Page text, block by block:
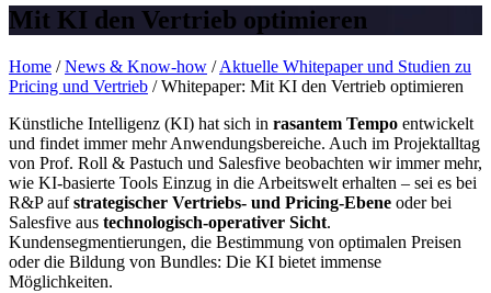
Mit KI den Vertrieb optimieren
Home /News & Know-how /Aktuelle Whitepaper und Studien zu
Pricing und Vertrieb /Whitepaper: Mit KI den Vertrieb optimieren
Künstliche Intelligenz (KI) hat sich in rasantem Tempo entwickelt
und findet immer mehr Anwendungsbereiche. Auch im Projektalltag
von Prof. Roll & Pastuch und Salesfive beobachten wir immer mehr,
wie KI-basierte Tools Einzug in die Arbeitswelt erhalten – sei es bei
R&P aufstrategischer Vertriebs- und Pricing-Ebene oder bei
Salesfive aus technologisch-operativer Sicht.
Kundensegmentierungen, die Bestimmung von optimalen Preisen
oder die Bildung von Bundles: Die KI bietet immense
Möglichkeiten.